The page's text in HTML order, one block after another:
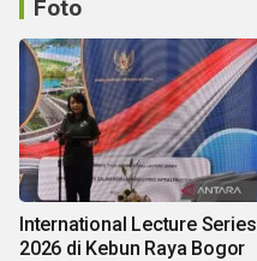
Foto
International Lecture Series
2026 di Kebun Raya Bogor